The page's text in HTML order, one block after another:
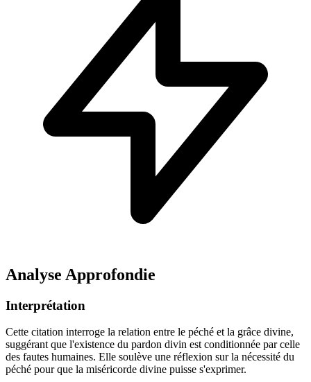
Analyse Approfondie
Interprétation
Cette citation interroge la relation entre le péché et la grâce divine,
suggérant que l'existence du pardon divin est conditionnée par celle
des fautes humaines. Elle soulève une réflexion sur la nécessité du
péché pour que la miséricorde divine puisse s'exprimer.